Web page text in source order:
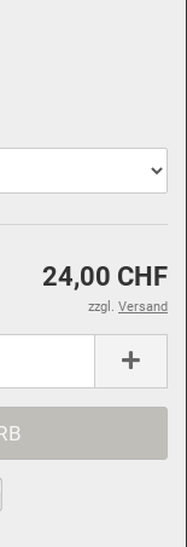
24,00 CHF
zzgl. Versand